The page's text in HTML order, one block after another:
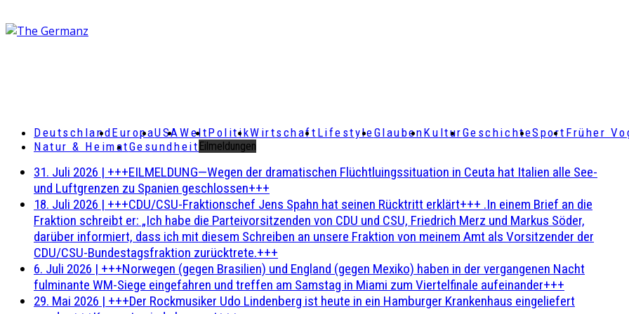
DeutschlandEuropaUSAWeltPolitikWirtschaft LifestyleGlaubenKulturGeschichteSport Früher
Natur & HeimatGesundheit Eilmeldungen
31. Juli 2026 | +++EILMELDUNG—Wegen der dramatischen Flüchtluingssituation in Ceuta hat Italien alle See-
und Luftgrenzen zu Spanien geschlossen+++
18. Juli 2026 | +++CDU/CSU-Fraktionschef Jens Spahn hat seinen Rücktritt erklärt+++ .In einem Brief an die
Fraktion schreibt er: „Ich habe die Parteivorsitzenden von CDU und CSU, Friedrich Merz und Markus Söder,
darüber informiert, dass ich mit diesem Schreiben an unsere Fraktion von meinem Amt als Vorsitzender der
CDU/CSU-Bundestagsfraktion zurücktrete.+++
6. Juli 2026 | +++Norwegen (gegen Brasilien) und England (gegen Mexiko) haben in der vergangenen Nacht
fulminante WM-Siege eingefahren und treffen am Samstag in Miami zum Viertelfinale aufeinander+++
29. Mai 2026 | +++Der Rockmusiker Udo Lindenberg ist heute in ein Hamburger Krankenhaus eingeliefert